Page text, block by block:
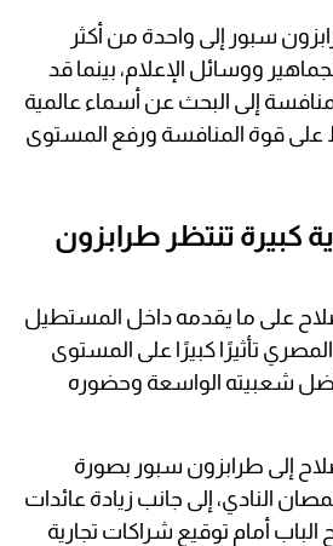
سبور إلى واحدة من أكثر
ووسائل الإعلام، بينما قد
إلى البحث عن أسماء عالمية
على قوة المنافسة ورفع المستوى
كبيرة تنتظر طرابزون
على ما يقدمه داخل المستطيل
تأثيرًا كبيرًا على المستوى
شعبيته الواسعة وحضوره
إلى طرابزون سبور بصورة
النادي، إلى جانب زيادة عائدات
الباب أمام توقيع شراكات تجارية